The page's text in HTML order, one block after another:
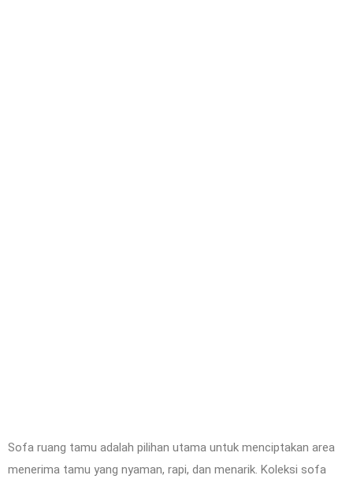
Sofa ruang tamu adalah pilihan utama untuk menciptakan area
menerima tamu yang nyaman, rapi, dan menarik. Koleksi sofa